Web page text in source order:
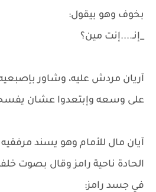
بخوف وهو بيقول:
_إنـ....إنت مين؟
آريان مردش عليه، وشاور بإصبعيه
على وسعه وإبتعدوا عشان
آيان مال للأمام وهو يسند مرفقيه
الحادة ناحية رامز وقال بصوت
في جسد رامز: